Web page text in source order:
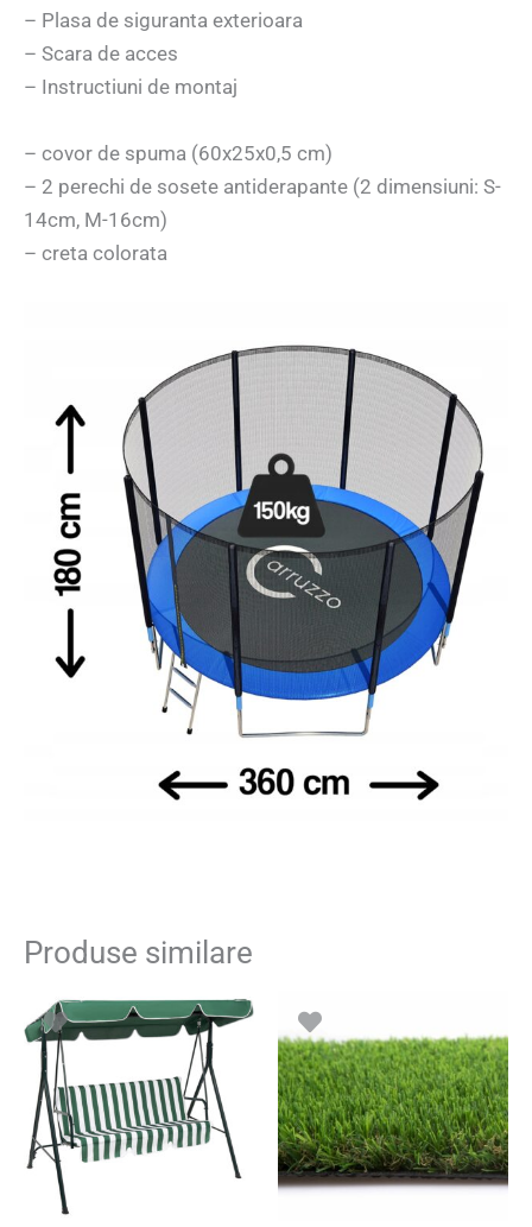
– Plasa de siguranta exterioara
– Scara de acces
– Instructiuni de montaj
– covor de spuma (60x25x0,5 cm)
– 2 perechi de sosete antiderapante (2 dimensiuni: S-
14cm, M-16cm)
– creta colorata
Produse similare